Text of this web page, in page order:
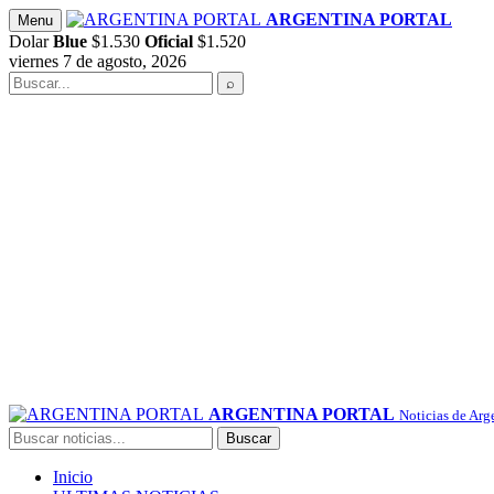
Saltar
al
contenido
Menu
ARGENTINA PORTAL
Dolar Blue $1.530 Oficial $1.520
viernes 7 de agosto, 2026
Buscar
⌕
ARGENTINA PORTAL Noticias de
Buscar Buscar
Inicio